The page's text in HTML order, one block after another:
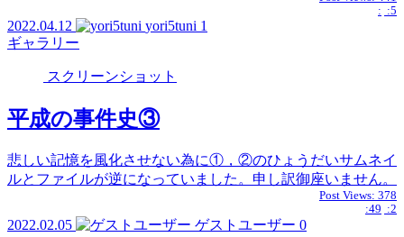
: :5
2022.04.12 yori5tuni 1
ギャラリー
スクリーンショット
平成の事件史③
悲しい記憶を風化させない為に①，②のひょうだいサムネイ
ルとファイルが逆になっていました。申し訳御座いません。
Post Views: 378
:49 :2
2022.02.05 ゲストユーザー 0